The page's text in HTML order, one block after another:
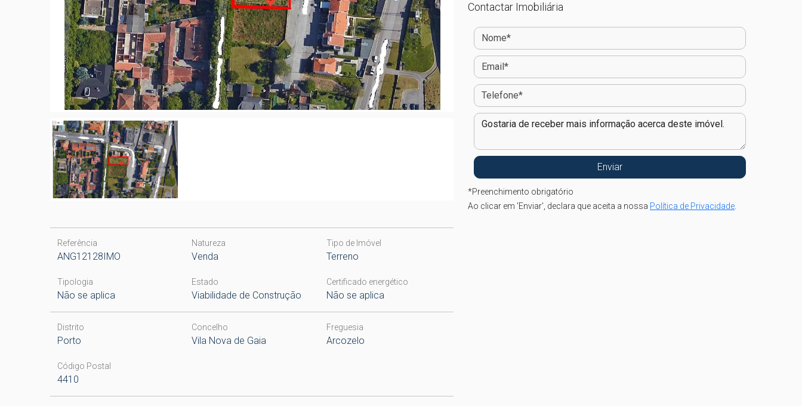
Referência
ANG12128IMO
Natureza
Venda
Tipo de Imóvel
Terreno
Tipologia
Não se aplica
Estado
Viabilidade de Construção
Certificado energético
Não se aplica
Distrito
Porto
Concelho
Vila Nova de Gaia
Freguesia
Arcozelo
Código Postal
4410
Contactar Imobiliária
*Preenchimento obrigatório
Ao clicar em 'Enviar', declara que aceita a nossa Política de Privacidade